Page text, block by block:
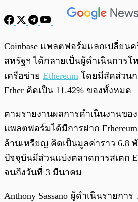
Coinbase แพลตฟอร์มแลกเปลี่ยน
สหรัฐฯ ได้กลายเป็นผู้ดำเนินการ
เครือข่าย Ethereum โดยมีสัดส่วนก
Ether คิดเป็น 11.42% ของทั้งหมด
ตามรายงานผลการดำเนินงานของ
แพลตฟอร์มได้มีการฝาก
ล้านเหรียญ คิดเป็นมูลค่าราว 6.8
ปัจจุบันมีส่วนแบ่งตลาดการสเตก
จนถึงวันที่ 3 มีนาคม
Anthony Sassano ผู้ดำเนินรายการ